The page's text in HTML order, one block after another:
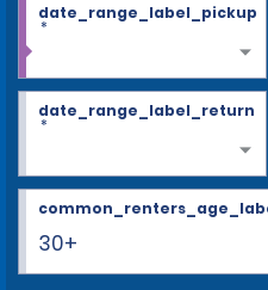
date_range_label_pickup
*
date_range_label_return
*
30+